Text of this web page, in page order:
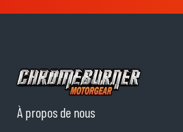
À propos de nous